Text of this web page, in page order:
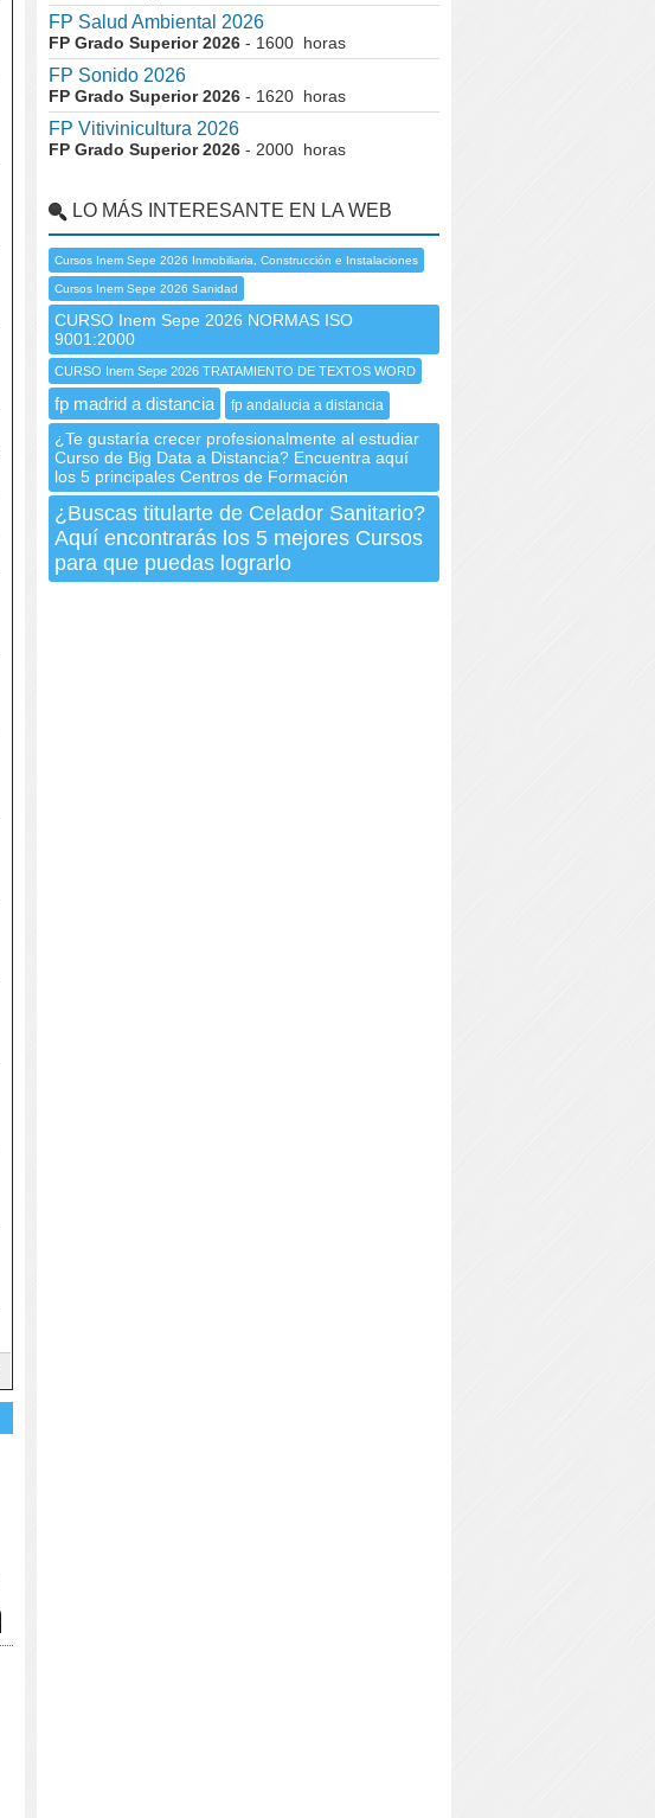
FP Salud Ambiental 2026
FP Grado Superior 2026 - 1600 horas
FP Sonido 2026
FP Grado Superior 2026 - 1620 horas
FP Vitivinicultura 2026
FP Grado Superior 2026 - 2000 horas
LO MÁS INTERESANTE EN LA WEB
Cursos Inem Sepe 2026 Inmobiliaria, Construcción e Instalaciones
Cursos Inem Sepe 2026 Sanidad
CURSO Inem Sepe 2026 NORMAS ISO
9001:2000
CURSO Inem Sepe 2026 TRATAMIENTO DE TEXTOS WORD
fp madrid a distancia fp andalucia a distancia
¿Te gustaría crecer profesionalmente al estudiar
Curso de Big Data a Distancia? Encuentra aquí
los 5 principales Centros de Formación
¿Buscas titularte de Celador Sanitario?
Aquí encontrarás los 5 mejores Cursos
para que puedas lograrlo